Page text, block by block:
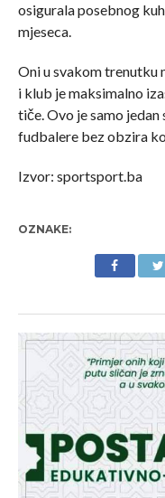
osigurala posebnog
mjeseca.
Oni u svakom trenutku
i klub je maksimalno
tiče. Ovo je samo
fudbalere bez obzira
Izvor: sportsport.ba
OZNAKE: